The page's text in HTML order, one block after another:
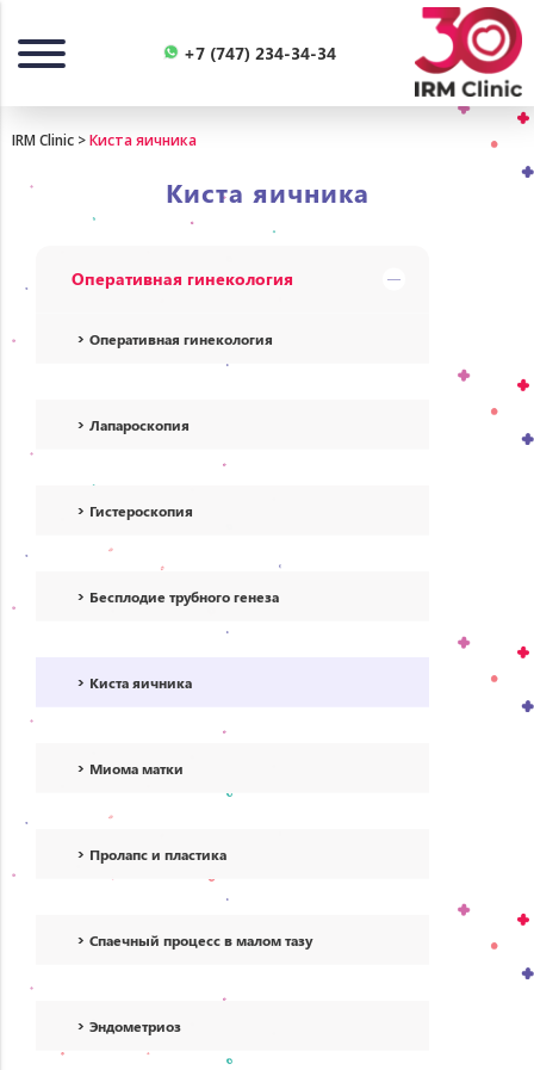
+7 (747) 234-34-34
IRM Clinic >Киста яичника
Киста яичника
Оперативная гинекология
Оперативная гинекология
Лапароскопия
Гистероскопия
Бесплодие трубного генеза
Киста яичника
Миома матки
Пролапс и пластика
Спаечный процесс в малом тазу
Эндометриоз